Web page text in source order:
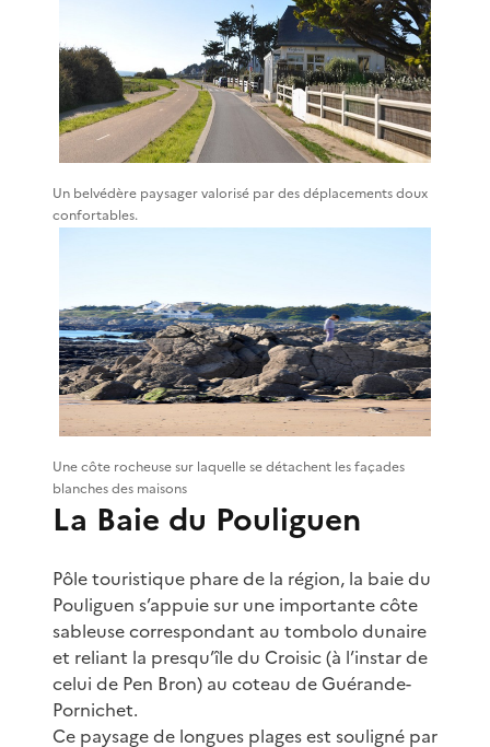
Un belvédère paysager valorisé par des déplacements doux
confortables.
Une côte rocheuse sur laquelle se détachent les façades
blanches des maisons
La Baie du Pouliguen
Pôle touristique phare de la région, la baie du
Pouliguen s’appuie sur une importante côte
sableuse correspondant au tombolo dunaire
et reliant la presqu’île du Croisic (à l’instar de
celui de Pen Bron) au coteau de Guérande-
Pornichet.
Ce paysage de longues plages est souligné par